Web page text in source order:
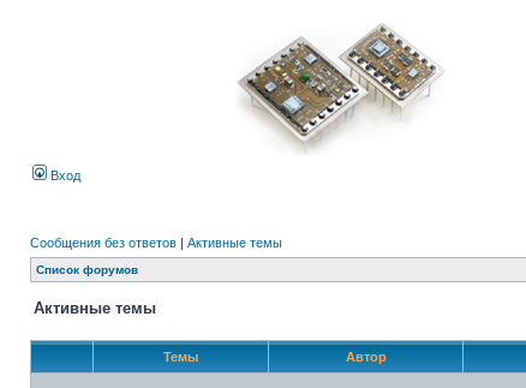
Вход
Сообщения без ответов | Активные темы
Список форумов
Активные темы
Темы Автор